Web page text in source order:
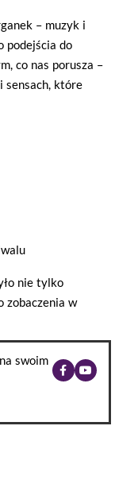
– muzyk i
podejścia do
co nas porusza –
sensach, które
nie tylko
zobaczenia w
na swoim